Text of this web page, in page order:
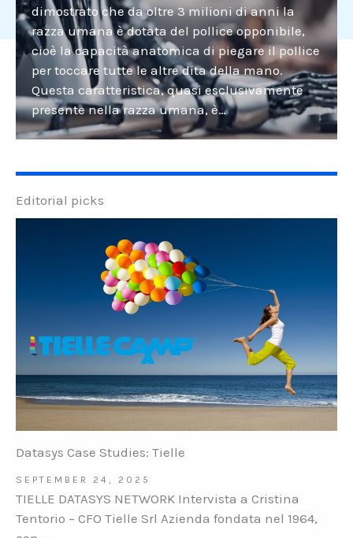
dimostrato che da oltre 3 milioni di anni la
razza umana è dotata del pollice opponibile,
cioè la capacità anatomica di piegare il pollice
per toccare tutte le altre dita della mano.
Questa caratteristica, quasi esclusivamente
presente nella razza umana, è…
Editorial picks
Datasys Case Studies: Tielle
SEPTEMBER 24, 2025
TIELLE DATASYS NETWORK Intervista a Cristina
Tentorio – CFO Tielle Srl Azienda fondata nel 1964,